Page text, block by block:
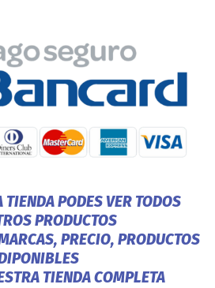
TIENDA PODES VER TODOS
PRODUCTOS
PRECIO, PRODUCTOS
TIENDA COMPLETA